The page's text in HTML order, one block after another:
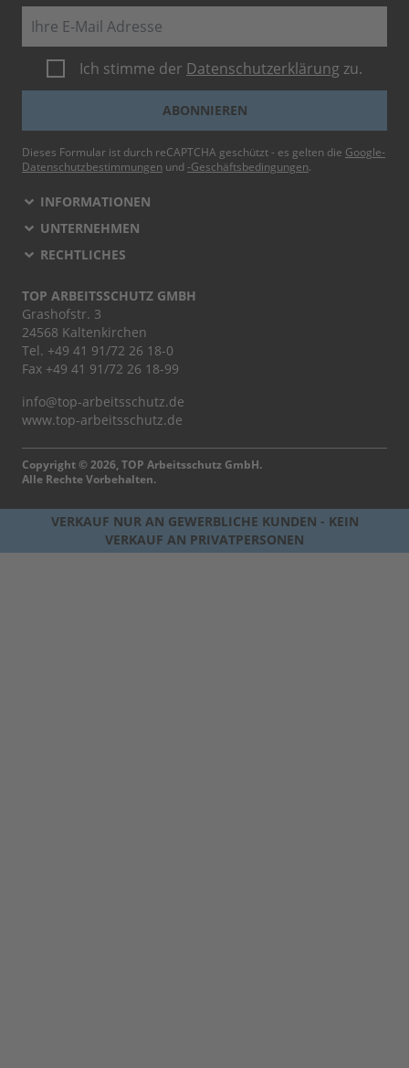
Ich stimme der Datenschutzerklärung zu.
ABONNIEREN
Dieses Formular ist durch reCAPTCHA geschützt - es gelten die Google-
Datenschutzbestimmungen und -Geschäftsbedingungen.
INFORMATIONEN
UNTERNEHMEN
RECHTLICHES
TOP ARBEITSSCHUTZ GMBH
Grashofstr. 3
24568 Kaltenkirchen
Tel. +49 41 91/72 26 18-0
Fax +49 41 91/72 26 18-99
info@top-arbeitsschutz.de
www.top-arbeitsschutz.de
Copyright © 2026, TOP Arbeitsschutz GmbH.
Alle Rechte Vorbehalten.
VERKAUF NUR AN GEWERBLICHE KUNDEN - KEIN
VERKAUF AN PRIVATPERSONEN